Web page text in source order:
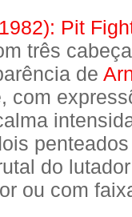
Pit
três
de
com
do
ou com